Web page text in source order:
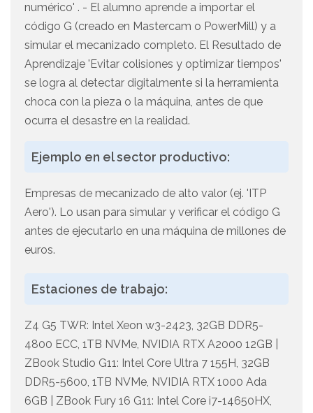
numérico' . - El alumno aprende a importar el
código G (creado en Mastercam o PowerMill) y a
simular el mecanizado completo. El Resultado de
Aprendizaje 'Evitar colisiones y optimizar tiempos'
se logra al detectar digitalmente si la herramienta
choca con la pieza o la máquina, antes de que
ocurra el desastre en la realidad.
Ejemplo en el sector productivo:
Empresas de mecanizado de alto valor (ej. 'ITP
Aero'). Lo usan para simular y verificar el código G
antes de ejecutarlo en una máquina de millones de
euros.
Estaciones de trabajo:
Z4 G5 TWR: Intel Xeon w3-2423, 32GB DDR5-
4800 ECC, 1TB NVMe, NVIDIA RTX A2000 12GB |
ZBook Studio G11: Intel Core Ultra 7 155H, 32GB
DDR5-5600, 1TB NVMe, NVIDIA RTX 1000 Ada
6GB | ZBook Fury 16 G11: Intel Core i7-14650HX,